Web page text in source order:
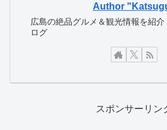
Author
広島の絶品グルメ＆観光情報を紹
ログ
スポンサーリン